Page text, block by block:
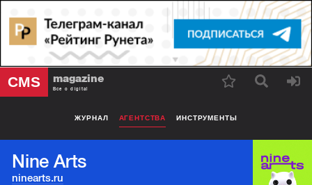
CMS magazine
Все о digital
ЖУРНАЛ АГЕНТСТВА ИНСТРУМЕНТЫ
Nine Arts
ninearts.ru